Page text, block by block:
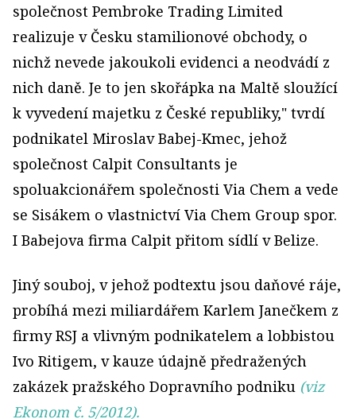
společnost Pembroke Trading Limited
realizuje v Česku stamilionové obchody, o
nichž nevede jakoukoli evidenci a neodvádí z
nich daně. Je to jen skořápka na Maltě sloužící
k vyvedení majetku z České republiky," tvrdí
podnikatel Miroslav Babej-Kmec, jehož
společnost Calpit Consultants je
spoluakcionářem společnosti Via Chem a vede
se Sisákem o vlastnictví Via Chem Group spor.
I Babejova firma Calpit přitom sídlí v Belize.
Jiný souboj, v jehož podtextu jsou daňové ráje,
probíhá mezi miliardářem Karlem Janečkem z
firmy RSJ a vlivným podnikatelem a lobbistou
Ivo Ritigem, v kauze údajně předražených
zakázek pražského Dopravního podniku (viz
Ekonom č. 5/2012).